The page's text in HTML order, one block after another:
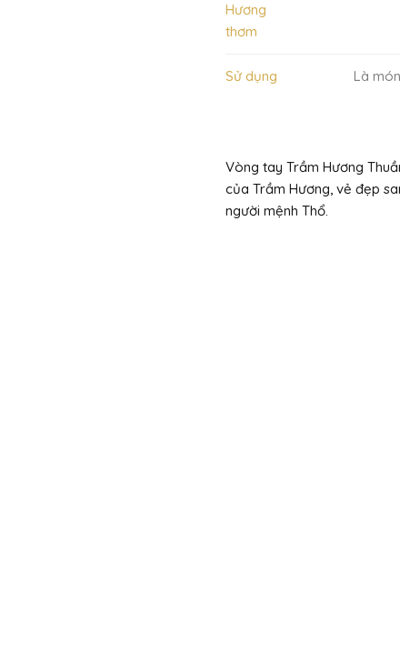
Hương
thơm
Sử dụng
Là
Vòng tay Trầm Hương
của Trầm Hương, vẻ đẹp
người mệnh Thổ.